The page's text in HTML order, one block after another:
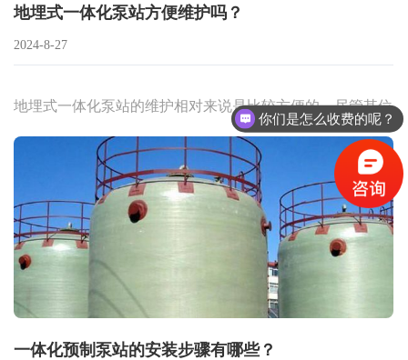
地埋式一体化泵站方便维护吗？
2024-8-27
地埋式一体化泵站的维护相对来说是比较方便的，尽管其位
于地下，但设计时已经充分考虑了维护的便利性。以下是潍
坊地埋式一体化泵站厂家给大家整理的一些关于地埋式
一体化预制泵站的安装步骤有哪些？
你们是怎么收费的呢？